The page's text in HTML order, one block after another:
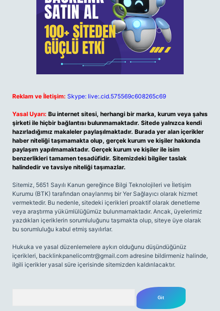
Reklam ve İletişim: Skype: live:.cid.575569c608265c69
Yasal Uyarı: Bu internet sitesi, herhangi bir marka, kurum veya şahıs
şirketi ile hiçbir bağlantısı bulunmamaktadır. Sitede yalnızca kendi
hazırladığımız makaleler paylaşılmaktadır. Burada yer alan içerikler
haber niteliği taşımamakta olup, gerçek kurum ve kişiler hakkında
paylaşım yapılmamaktadır. Gerçek kurum ve kişiler ile isim
benzerlikleri tamamen tesadüfidir. Sitemizdeki bilgiler taslak
halindedir ve tavsiye niteliği taşımazlar.
Sitemiz, 5651 Sayılı Kanun gereğince Bilgi Teknolojileri ve İletişim
Kurumu (BTK) tarafından onaylanmış bir Yer Sağlayıcı olarak hizmet
vermektedir. Bu nedenle, sitedeki içerikleri proaktif olarak denetleme
veya araştırma yükümlülüğümüz bulunmamaktadır. Ancak, üyelerimiz
yazdıkları içeriklerin sorumluluğunu taşımakta olup, siteye üye olarak
bu sorumluluğu kabul etmiş sayılırlar.
Hukuka ve yasal düzenlemelere aykırı olduğunu düşündüğünüz
içerikleri, backlinkpanelicomtr@gmail.com adresine bildirmeniz halinde,
ilgili içerikler yasal süre içerisinde sitemizden kaldırılacaktır.